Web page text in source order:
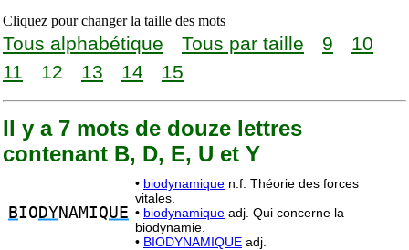
Cliquez pour changer la taille des mots
Tous alphabétique Tous par taille 9
10
11
12 13 14 15
Il y a 7 mots de douze lettres
contenant B, D, E, U et Y
BIO DYNAMIQUE
• biodynamique n.f. Théorie des forces
vitales.
• biodynamique adj. Qui concerne la
biodynamie.
• BIODYNAMIQUE adj.